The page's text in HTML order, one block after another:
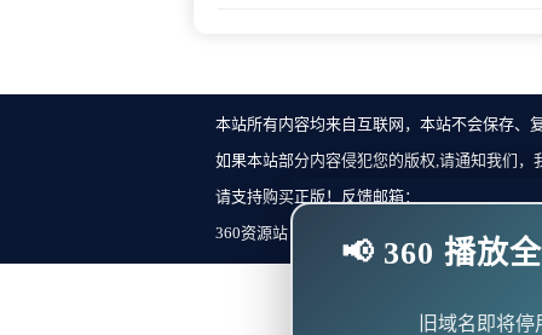
本站所有内容均来自互联网，本站不会保存、
如果本站部分内容侵犯您的版权,请通知我们
请支持购买正版！反馈邮箱：
360资源站 Copyright ©2018-2023 All Rights
📢 360 播放
旧域名即将